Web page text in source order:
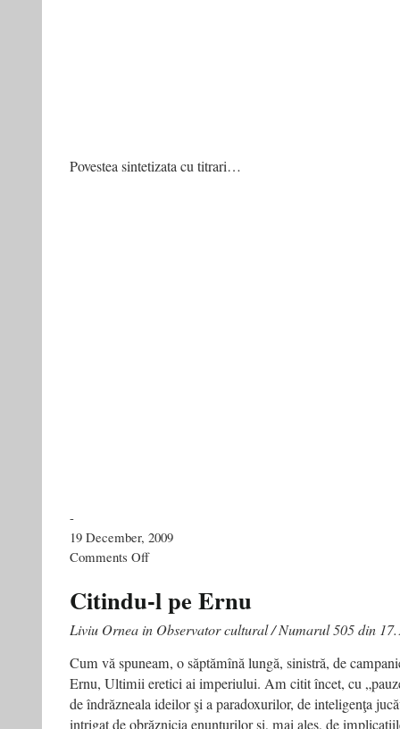
Povestea sintetizata cu titrari…
-
19 December, 2009
Comments Offon
Citindu-l pe Ernu
Liviu Ornea in Observator cultural / Numarul 505 din
Cum vă spuneam, o săptămînă lungă, sinistră, de
Ernu, Ultimii eretici ai imperiului. Am citit încet, cu
de îndrăzneala ideilor şi a paradoxurilor, de inteligenţa
intrigat de obrăznicia enunţurilor şi, mai ales, de